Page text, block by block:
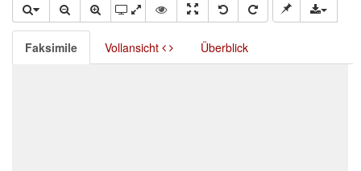
Faksimile Vollansicht Überblick